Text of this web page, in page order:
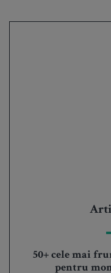
50+ cele mai
pentru